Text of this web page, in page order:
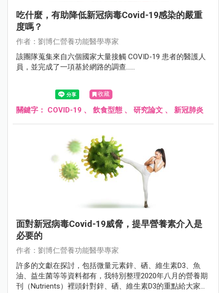
吃什麼，有助降低新冠病毒Covid-19感染的嚴重
度嗎？
作者：劉博仁營養功能醫學專家
該團隊蒐集來自六個國家大量接觸 COVID-19 患者的醫護人
員，並完成了一項基於網路的調查......
收藏
關鍵字： COVID-19 、 飲食型態 、 研究論文 、 新冠肺炎
面對新冠病毒Covid-19威脅，提早營養素介入是
必要的
作者：劉博仁營養功能醫學專家
許多的文獻在探討，包括微量元素鋅、硒、維生素D3、魚
油、益生菌等等資料都有，我特別整理2020年八月的營養期
刊（Nutrients）裡頭針對鋅、硒、維生素D3的重點給大家參